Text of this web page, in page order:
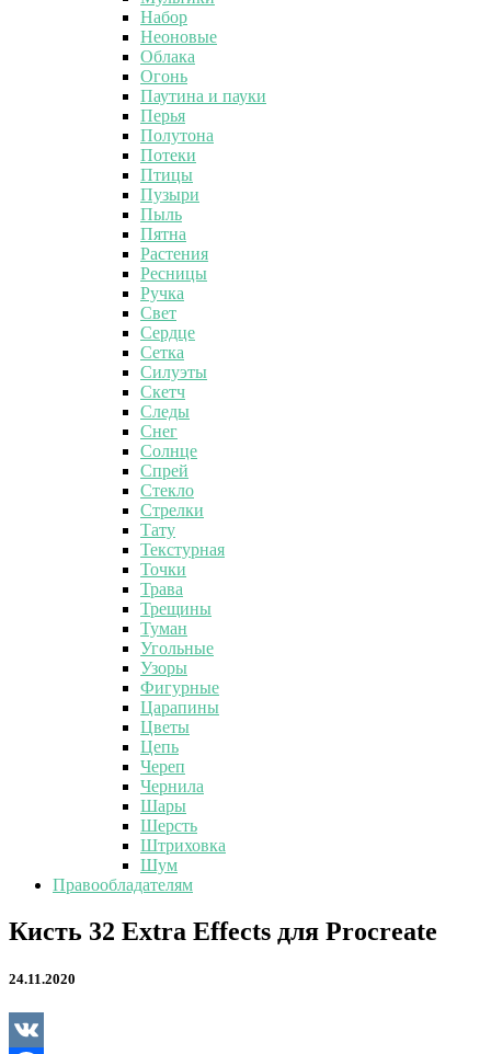
Набор
Неоновые
Облака
Огонь
Паутина и пауки
Перья
Полутона
Потеки
Птицы
Пузыри
Пыль
Пятна
Растения
Ресницы
Ручка
Свет
Сердце
Сетка
Силуэты
Скетч
Следы
Снег
Солнце
Спрей
Стекло
Стрелки
Тату
Текстурная
Точки
Трава
Трещины
Туман
Угольные
Узоры
Фигурные
Царапины
Цветы
Цепь
Череп
Чернила
Шары
Шерсть
Штриховка
Шум
Правообладателям
Кисть
32
Effects
Procreate
Кисть 32 Extra Effects для Procreate
24.11.2020